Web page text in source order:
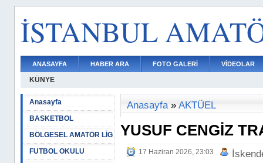
İSTANBUL
ANASAYFA HABER ARA FOTO GALERİ VİDEOLAR
KÜNYE
Anasayfa
BASKETBOL
BÖLGESEL AMATÖR LİG
FUTBOL OKULU
Anasayfa» AKTÜEL
YUSUF CENGİZ
17 Haziran 2026, 23:03